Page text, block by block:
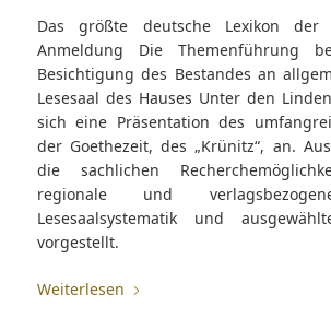
Das größte deutsche Lexikon der
Anmeldung Die Themenführung
Besichtigung des Bestandes an
Lesesaal des Hauses Unter den
sich eine Präsentation des
der Goethezeit, des „Krünitz“, an.
die sachlichen
regionale und
Lesesaalsystematik und
vorgestellt.
Weiterlesen